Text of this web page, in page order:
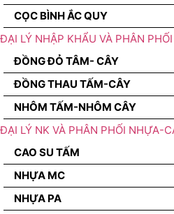
CỌC BÌNH ẮC QUY
ĐẠI LÝ NHẬP KHẨU VÀ PHÂN
ĐỒNG ĐỎ TÂM- CÂY
ĐỒNG THAU TẤM-CÂY
NHÔM TẤM-NHÔM CÂY
ĐẠI LÝ NK VÀ PHÂN PHỐI NHỰA-
CAO SU TẤM
NHỰA MC
NHỰA PA